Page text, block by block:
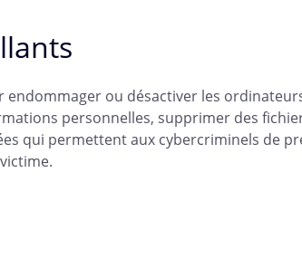
endommager ou désactiver les
personnelles, supprimer des
qui permettent aux cybercriminels de